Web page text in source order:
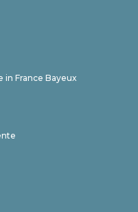
in France Bayeux